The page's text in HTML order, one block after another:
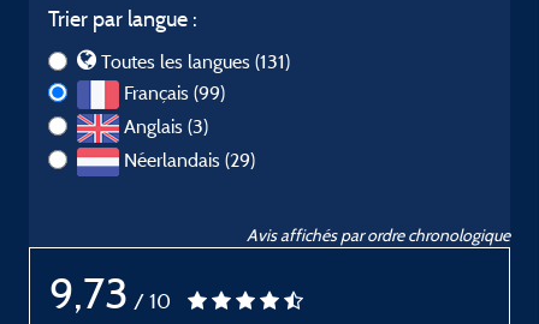
Trier par langue :
Toutes les langues (131)
Français (99)
Anglais (3)
Néerlandais (29)
Avis affichés par ordre chronologique
9,73 / 10